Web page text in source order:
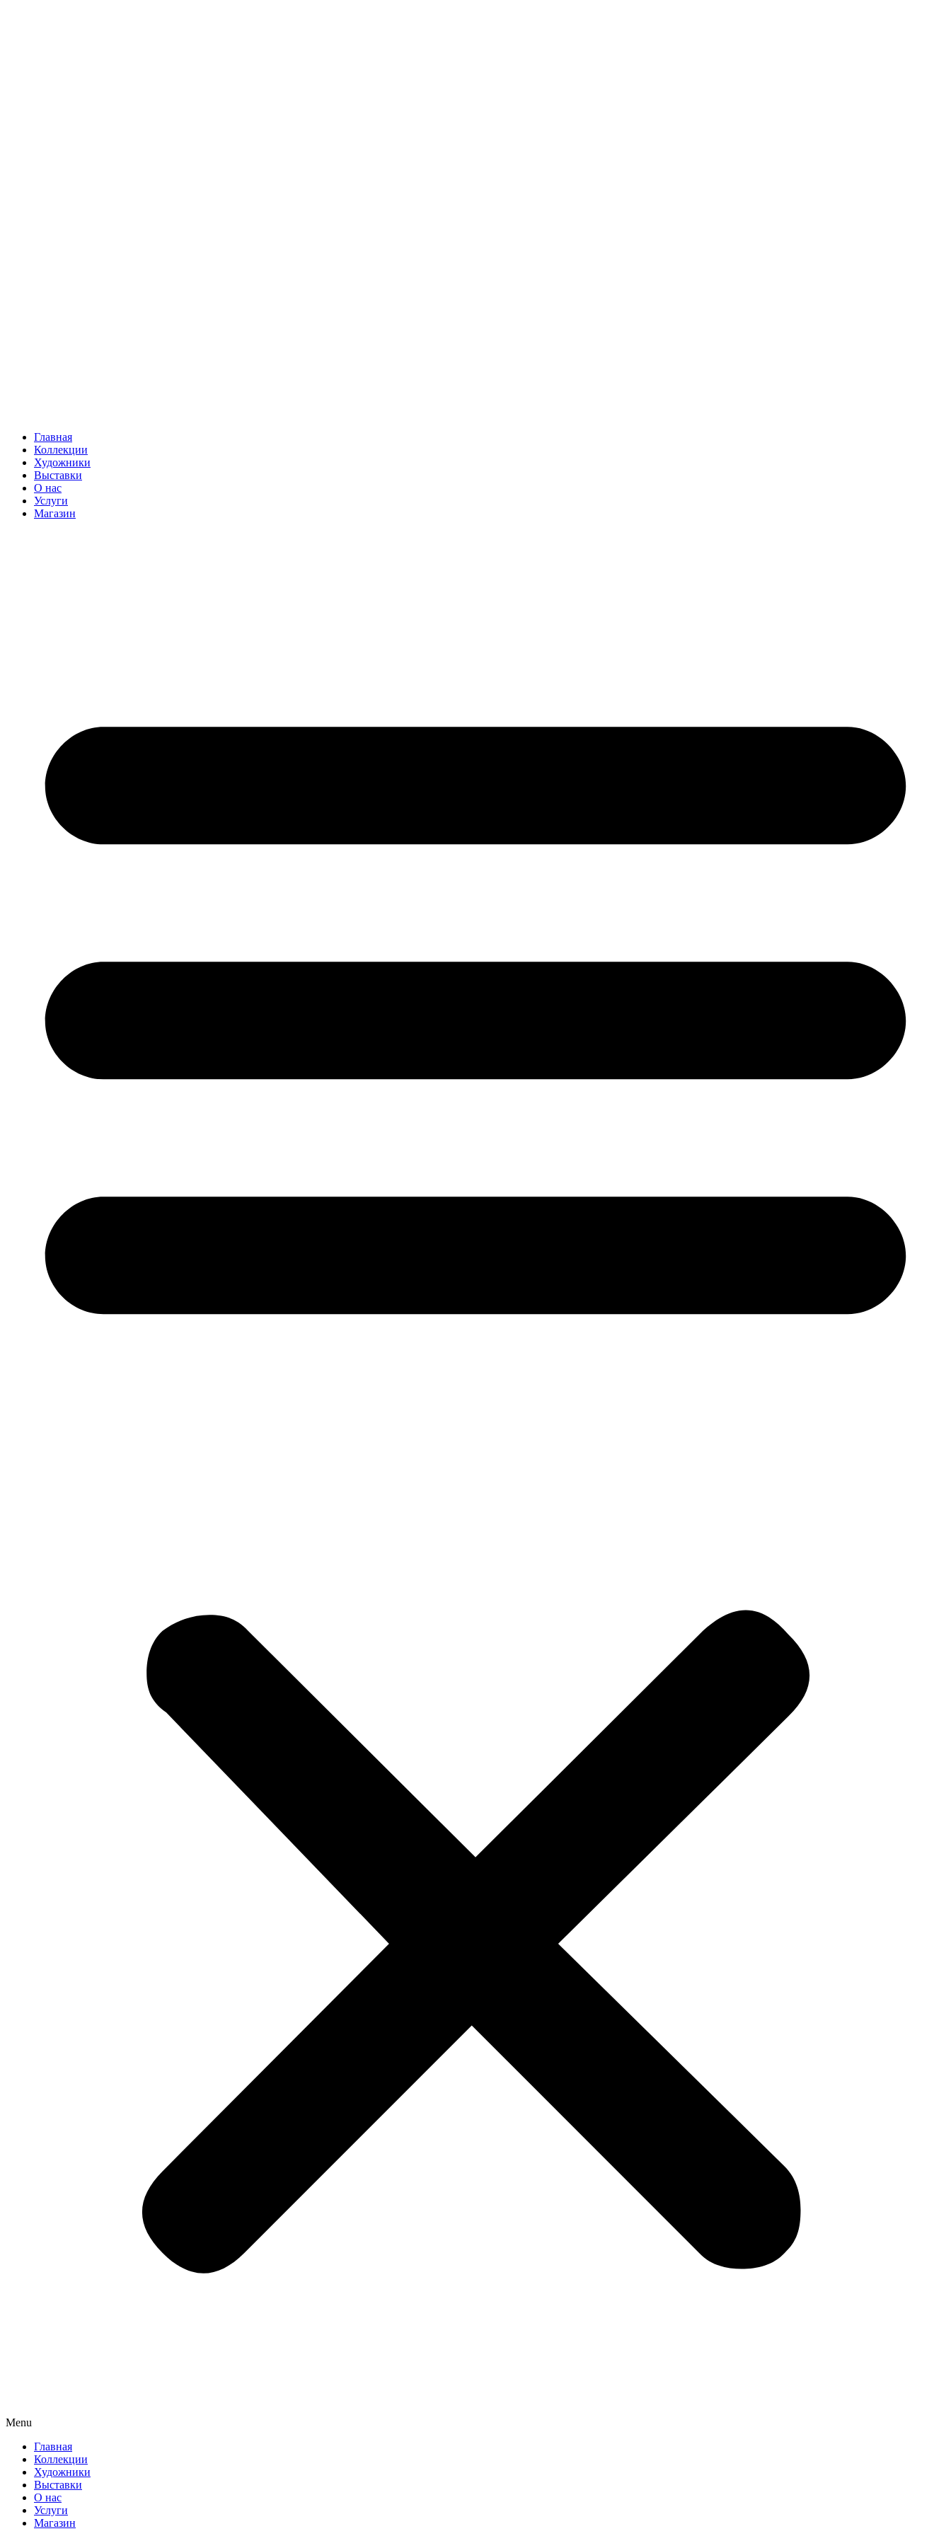
Главная
Коллекции
Художники
Выставки
О нас
Услуги
Магазин
Menu
Главная
Коллекции
Художники
Выставки
О нас
Услуги
Магазин